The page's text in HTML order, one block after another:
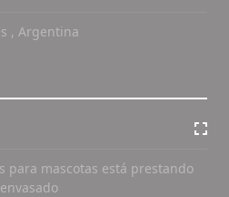
, Argentina
para mascotas está prestando